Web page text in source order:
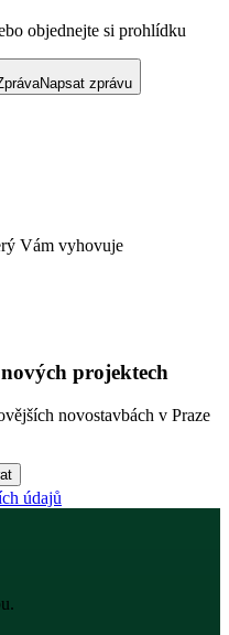
objednejte si prohlídku
Napsat zprávu
Vám vyhovuje
projektech
novostavbách v Praze
údajů